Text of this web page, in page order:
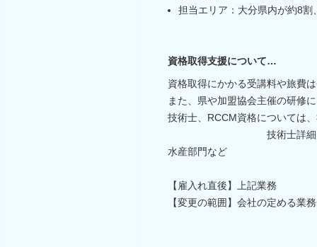
担当エリア：大分県内が約8
資格取得支援について…
資格取得にかかる受講料や旅費
また、県や加盟協会主催の研修
技術士、RCCM資格に
技術士詳細 総合技術監
水産部門など
【雇入れ直後】上記業務
【変更の範囲】会社の定める業